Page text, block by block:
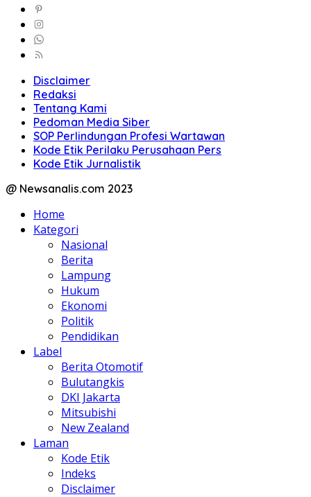
Disclaimer
Redaksi
Tentang Kami
Pedoman Media Siber
SOP Perlindungan Profesi Wartawan
Kode Etik Perilaku Perusahaan Pers
Kode Etik Jurnalistik
@ Newsanalis.com 2023
Home
Kategori
Nasional
Berita
Lampung
Hukum
Ekonomi
Politik
Pendidikan
Label
Berita Otomotif
Bulutangkis
DKI Jakarta
Mitsubishi
New Zealand
Laman
Kode Etik
Indeks
Disclaimer